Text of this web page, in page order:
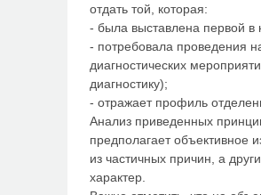
отдать той, которая:
- была выставлена первой в
- потребовала проведения
диагностических
диагностику);
- отражает профиль
Анализ приведенных
предполагает объективное
из частичных причин, а
характер.